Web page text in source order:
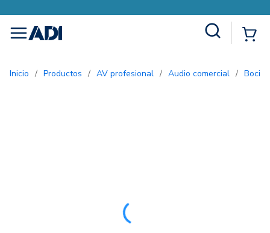
menu
Inicio / Productos / AV profesional / Audio comercial /